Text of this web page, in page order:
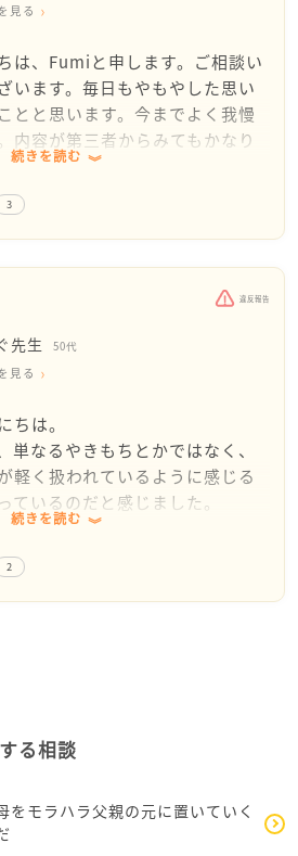
見る
は、Fumiと申します。ご相談い
います。毎日もやもやした思い
とと思います。今までよく我慢
内容が第三者からみてもかなり
るので、我慢も限界に達すると
んは普段ご主人とお話し合いを
話で落ち着かれるとご自身では
もよると思いますが、今回のこ
いを伝えていることと思いま
に直接話す前にもう一度ご主人
にトライしてみては、と思うん
んさんの様な危機感を感じてい
で。どんどんさんが嫌だとかや
どうなるかを明確に示してあげ
ば「家計がマイナス→生活苦→
狭い家に引っ越す→離婚」とか
ご主人が実感できるものを示し
は何でもそうですが、曲げて曲
は折れない。私はお互いに折り
を導き出したいならばいくらで
かさ・柔軟さ)が、大事なところ
いらっしゃるなら直接やり合う
ます。またご主人のお兄様は、
しているのでしょうか？そのお
ますが協力してもらうのも手か
んさんが一番守りたいものを大
続きを読む
3
違反報告
先生 50代
見る
ちは。
単なるやきもちとかではなく、
軽く扱われているように感じる
ているのだと感じました。
ともあり、節約しながら生活を
や深夜の送迎、ガソリン代、さ
響まで続けば、モヤモヤや怒り
話を流してしまうところですよ
いのではないでしょうか。
続きを読む
2
る相談
をモラハラ父親の元に置いていく